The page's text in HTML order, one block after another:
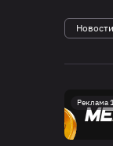
Реклама